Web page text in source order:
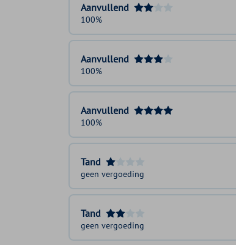
Aanvullend
100%
Aanvullend
100%
Aanvullend
100%
Tand
geen vergoeding
Tand
geen vergoeding